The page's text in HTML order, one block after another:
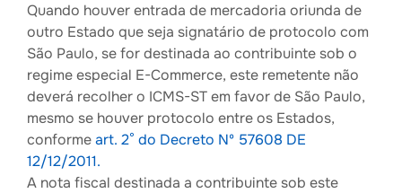
Quando houver entrada de mercadoria oriunda de
outro Estado que seja signatário de protocolo com
São Paulo, se for destinada ao contribuinte sob o
regime especial E-Commerce, este remetente não
deverá recolher o ICMS-ST em favor de São Paulo,
mesmo se houver protocolo entre os Estados,
conformeart. 2° do Decreto Nº 57608 DE
12/12/2011.
A nota fiscal destinada a contribuinte sob este